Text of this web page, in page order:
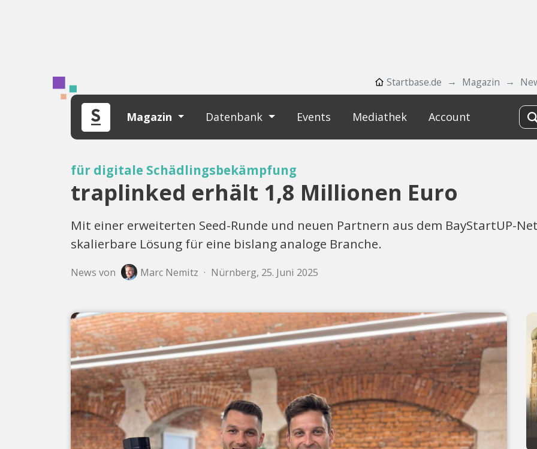
Startbase.de Magazin
Magazin Datenbank Events Mediathek Account
für digitale Schädlingsbekämpfung
traplinked erhält 1,8 Millionen Euro
Mit einer erweiterten Seed-Runde und neuen Partnern aus dem BayStartUP-
skalierbare Lösung für eine bislang analoge Branche.
News von Marc Nemitz · Nürnberg, 25. Juni 2025